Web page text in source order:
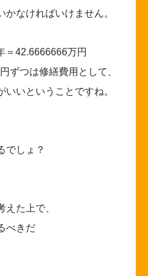
かなければいけません。
＝42.6666666万円
ずつは修繕費用として、
いということですね。
でしょ？
えた上で、
べきだ